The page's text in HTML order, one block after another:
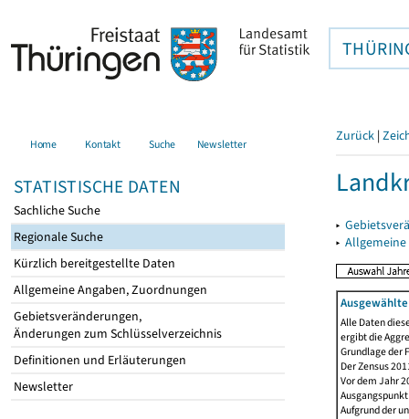
Home Kontakt Suche Newsletter
STATISTISCHE DATEN
Sachliche Suche
Regionale Suche
Kürzlich bereitgestellte Daten
Allgemeine Angaben, Zuordnungen
Gebietsveränderungen,
Änderungen zum Schlüsselverzeichnis
Definitionen und Erläuterungen
Newsletter
Zurück |
▸
▸
Alle Daten
ergibt die
Grundlage der
Der Zensus
Vor dem Jahr
Aufgrund der